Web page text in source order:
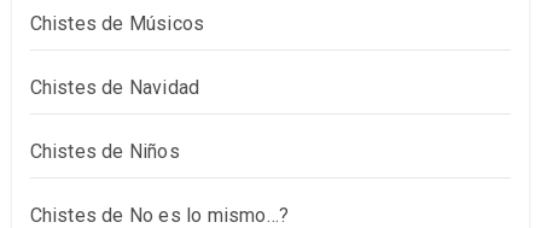
Chistes de Músicos
Chistes de Navidad
Chistes de Niños
Chistes de No es lo mismo…?